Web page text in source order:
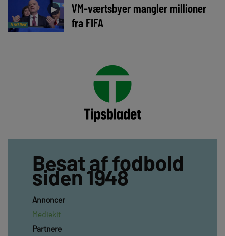
NYHEDER
►
VM-værtsbyer mangler millioner
fra FIFA
Besat af fodbold
siden 1948
Annoncer
Mediekit
Partnere